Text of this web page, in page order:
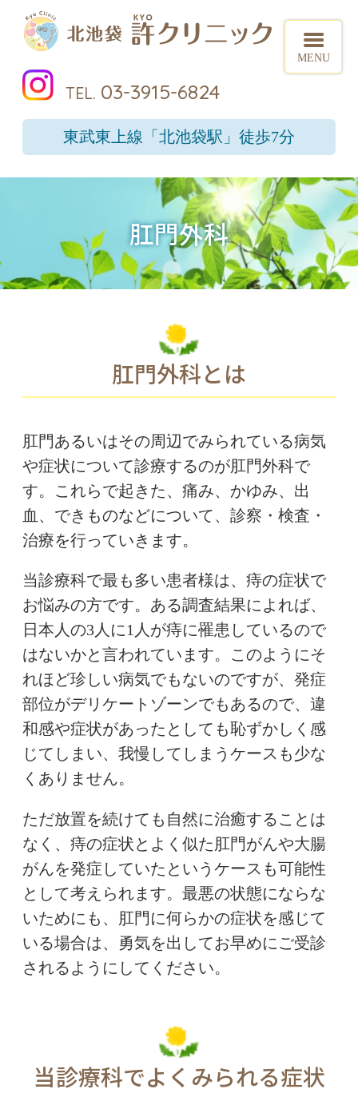
北
03-3915-6824
東武東上線 「北池袋駅」徒歩7分
肛門外科
肛門外科とは
肛門あるいはその周辺でみられている病気
や症状について診療するのが肛門外科で
す。これらで起きた、痛み、かゆみ、出
血、できものなどについて、診察・検査・
治療を行っていきます。
当診療科で最も多い患者様は、痔の症状で
お悩みの方です。ある調査結果によれば、
日本人の3人に1人が痔に罹患しているので
はないかと言われています。このようにそ
れほど珍しい病気でもないのですが、発症
部位がデリケートゾーンでもあるので、違
和感や症状があったとしても恥ずかしく感
じてしまい、我慢してしまうケースも少な
くありません。
ただ放置を続けても自然に治癒することは
なく、痔の症状とよく似た肛門がんや大腸
がんを発症していたというケースも可能性
として考えられます。最悪の状態にならな
いためにも、肛門に何らかの症状を感じて
いる場合は、勇気を出してお早めにご受診
されるようにしてください。
当診療科でよくみられる症状